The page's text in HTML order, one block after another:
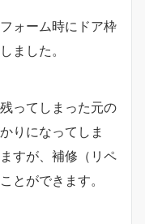
ォーム時にドア枠
ました。
ってしまった元の
りになってしま
すが、補修（リペ
とができます。